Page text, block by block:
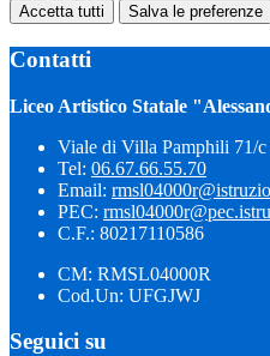
Accetta tutti Salva le preferenze
Contatti
Liceo Artistico Statale
Viale di Villa Pamphili 71/c
Tel: 06.67.66.55.70
Email:
PEC:
C.F.: 80217110586
CM: RMSL04000R
Cod.Un: UFGJWJ
Seguici su